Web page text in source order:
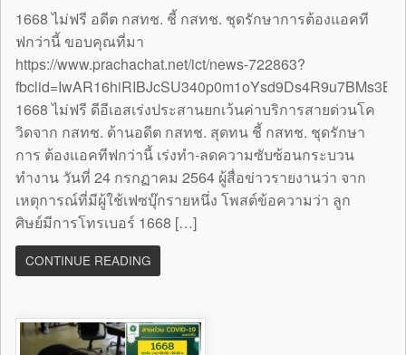
1668 ไม่ฟรี อดีต กสทช. ชี้ กสทช. ชุดรักษาการต้องแอคที
ฟกว่านี้ ขอบคุณที่มา
https://www.prachachat.net/ict/news-722863?
1668 ไม่ฟรี ดีอีเอสเร่งประสานยกเว้นค่าบริการสายด่วนโค
วิดจาก กสทช. ด้านอดีต กสทช. สุดทน ชี้ กสทช. ชุดรักษา
การ ต้องแอคทีฟกว่านี้ เร่งทำ-ลดความซับซ้อนกระบวน
ทำงาน วันที่ 24 กรกฏาคม 2564 ผู้สื่อข่าวรายงานว่า จาก
เหตุการณ์ที่มีผู้ใช้เฟซบุ๊กรายหนึ่ง โพสต์ข้อความว่า ลูก
ศิษย์มีการโทรเบอร์ 1668 […]
CONTINUE READING